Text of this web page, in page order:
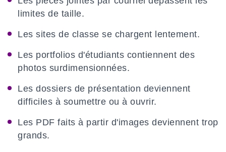
limites de taille.
Les sites de classe se chargent lentement.
Les portfolios d'étudiants contiennent des
photos surdimensionnées.
Les dossiers de présentation deviennent
difficiles à soumettre ou à ouvrir.
Les PDF faits à partir d'images deviennent trop
grands.